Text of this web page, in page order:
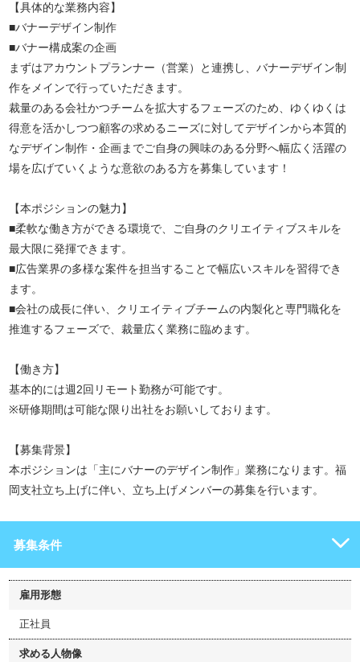
【具体的な業務内容】
■バナーデザイン制作
■バナー構成案の企画
まずはアカウントプランナー（営業）と連携し、バナーデザイン制
作をメインで行っていただきます。
裁量のある会社かつチームを拡大するフェーズのため、ゆくゆくは
得意を活かしつつ顧客の求めるニーズに対してデザインから本質的
なデザイン制作・企画までご自身の興味のある分野へ幅広く活躍の
場を広げていくような意欲のある方を募集しています！
【本ポジションの魅力】
■柔軟な働き方ができる環境で、ご自身のクリエイティブスキルを
最大限に発揮できます。
■広告業界の多様な案件を担当することで幅広いスキルを習得でき
ます。
■会社の成長に伴い、クリエイティブチームの内製化と専門職化を
推進するフェーズで、裁量広く業務に臨めます。
【働き方】
基本的には週2回リモート勤務が可能です。
※研修期間は可能な限り出社をお願いしております。
【募集背景】
本ポジションは「主にバナーのデザイン制作」業務になります。福
岡支社立ち上げに伴い、立ち上げメンバーの募集を行います。
募集条件
雇用形態
正社員
求める人物像